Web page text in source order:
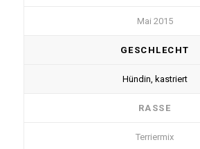
Mai 2015
GESCHLECHT
Hündin, kastriert
RASSE
Terriermix